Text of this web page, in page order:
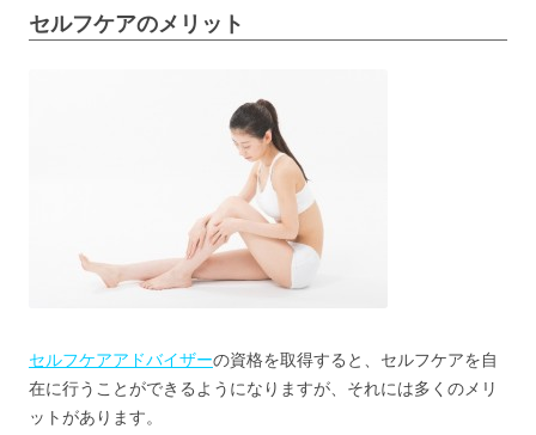
セルフケアのメリット
セルフケアアドバイザーの資格を取得すると、セルフケアを自
在に行うことができるようになりますが、それには多くのメリ
ットがあります。